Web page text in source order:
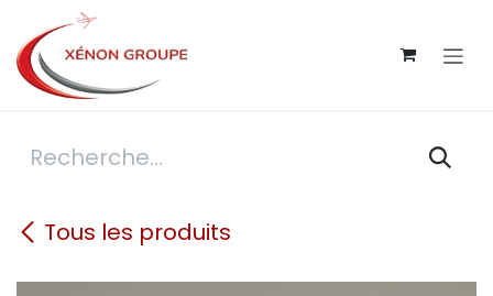
Se rendre au contenu
Tous les produits